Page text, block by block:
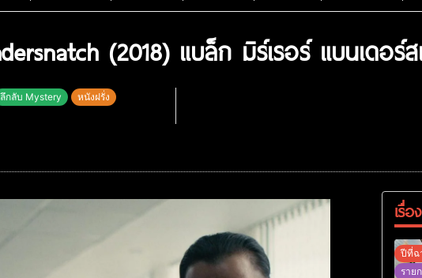
(2018) แบล็ก มิร์เรอร์ แบนเดอร์
ลึกลับ Mystery
หนังฝรั่ง
เรื่อ
ปีที่ฉ
ราย